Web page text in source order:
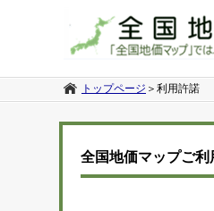
トップページ ＞ 利用許諾
全国地価マップご利